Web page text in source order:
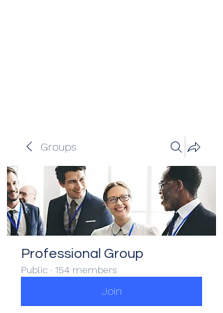
Groups
Professional Group
Public · 154 members
Join